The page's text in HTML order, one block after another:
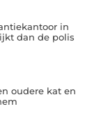
in
dan de polis
oudere kat en